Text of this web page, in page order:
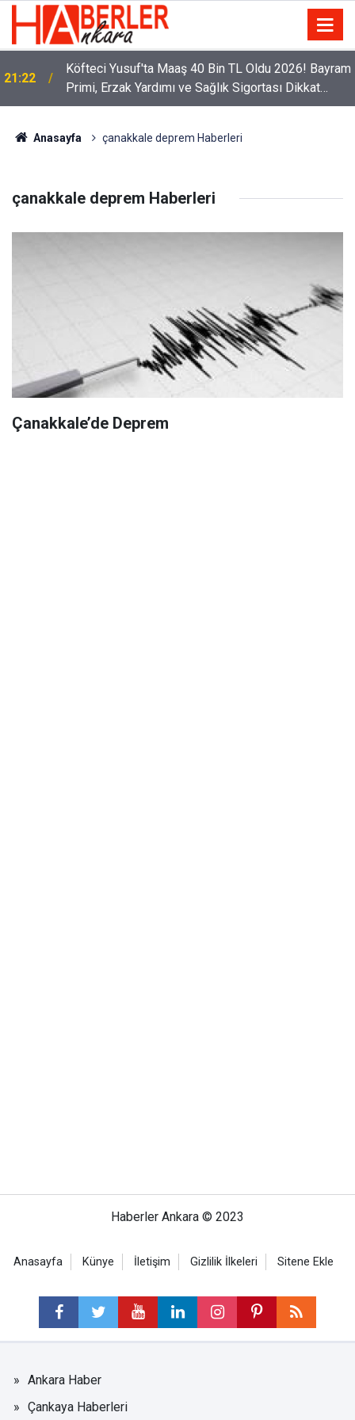
21:22
Köfteci Yusuf'ta Maaş 40 Bin TL Oldu 2026! Bayram
Primi, Erzak Yardımı ve Sağlık Sigortası Dikkat
Çekti
Anasayfa çanakkale deprem Haberleri
çanakkale deprem Haberleri
Çanakkale’de Deprem
Haberler Ankara © 2023
Anasayfa Künye İletişim Gizlilik İlkeleri Sitene Ekle
Ankara Haber
Çankaya Haberleri